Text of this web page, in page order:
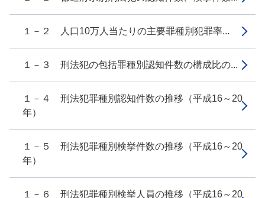
１－２ 人口10万人当たりの主要罪種別犯罪率...
１－３ 刑法犯の包括罪種別認知件数の構成比の...
１－４ 刑法犯罪種別認知件数の推移（平成16～20
年）
１－５ 刑法犯罪種別検挙件数の推移（平成16～20
年）
１－６ 刑法犯罪種別検挙人員の推移（平成16～20